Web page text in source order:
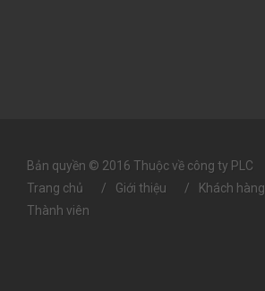
Bản quyền © 2016 Thuộc về công ty PLC
Trang chủ
Giới thiệu Khách hàng
Thành viên